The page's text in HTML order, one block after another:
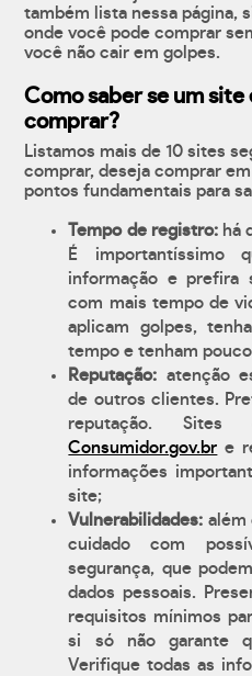
também lista nessa página,
onde você pode comprar
você não cair em golpes.
Como saber se um
comprar?
Listamos mais de 10 sites
comprar, deseja comprar
pontos fundamentais para
Tempo de registro:há
É importantíssimo
informação e prefira
com mais tempo de
aplicam golpes,
tempo e tenham
Reputação: atenção
de outros clientes.
reputação.
Consumidor.gov.br e
informações
site;
Vulnerabilidades: além
cuidado com
segurança, que
dados pessoais.
requisitos mínimos
si só não garante
Verifique todas as